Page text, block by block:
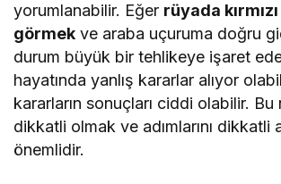
yorumlanabilir. Eğer rüyada
görmek ve araba uçuruma doğru
durum büyük bir tehlikeye işaret
hayatında yanlış kararlar alıyor
kararların sonuçları ciddi olabilir. Bu
dikkatli olmak ve adımlarını dikkatli
önemlidir.